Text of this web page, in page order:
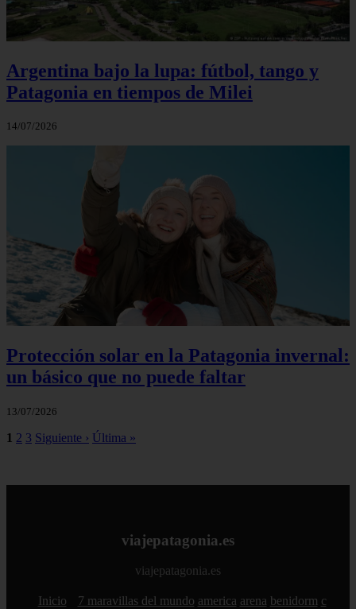
Argentina bajo la lupa: fútbol, tango y
Patagonia en tiempos de Milei
14/07/2026
Protección solar en la Patagonia invernal:
un básico que no puede faltar
13/07/2026
1 2 3 Siguiente › Última »
viajepatagonia.es
viajepatagonia.es
Inicio 7 maravillas del mundo america arena benidorm c